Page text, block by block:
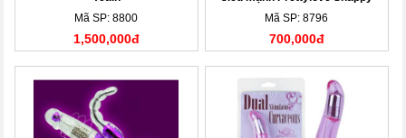
Mã SP: 8800
1,500,000đ
Mã SP: 8796
700,000đ